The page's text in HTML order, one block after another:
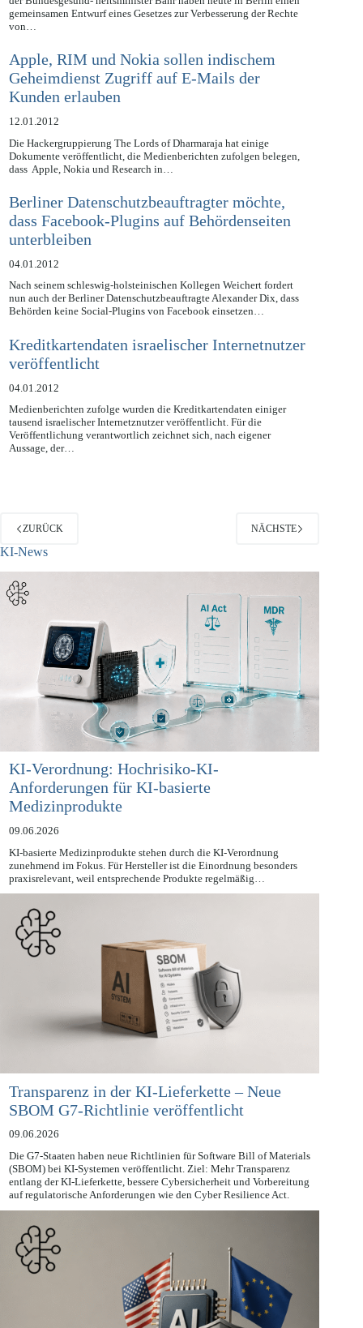
Die Bundesjustiziministerin Leutheusser-Schnarrenberger und
der Bundesgesund- heitsminister Bahr haben heute in Berlin einen
gemeinsamen Entwurf eines Gesetzes zur Verbesserung der Rechte
Apple, RIM und Nokia sollen indischem
Geheimdienst Zugriff auf E-Mails der
Kunden erlauben
12.01.2012
Die Hackergruppierung The Lords of Dharmaraja hat einige
Dokumente veröffentlicht, die Medienberichten zufolgen belegen,
Berliner Datenschutzbeauftragter möchte,
dass Facebook-Plugins auf Behördenseiten
unterbleiben
04.01.2012
Nach seinem schleswig-holsteinischen Kollegen Weichert fordert
nun auch der Berliner Datenschutzbeauftragte Alexander Dix, dass
Kreditkartendaten israelischer Internetnutzer
veröffentlicht
04.01.2012
Medienberichten zufolge wurden die Kreditkartendaten einiger
tausend israelischer Internetznutzer veröffentlicht. Für die
Veröffentlichung verantwortlich zeichnet sich, nach eigener
ZURÜCK
KI-News
KI-Verordnung: Hochrisiko-KI-
Anforderungen für KI-basierte
Medizinprodukte
09.06.2026
KI-basierte Medizinprodukte stehen durch die KI-Verordnung
zunehmend im Fokus. Für Hersteller ist die Einordnung besonders
praxisrelevant, weil entsprechende Produkte regelmäßig…
Transparenz in der KI-Lieferkette – Neue
SBOM G7-Richtlinie veröffentlicht
09.06.2026
Die G7-Staaten haben neue Richtlinien für Software Bill of Materials
(SBOM) bei KI-Systemen veröffentlicht. Ziel: Mehr Transparenz
entlang der KI-Lieferkette, bessere Cybersicherheit und Vorbereitung
auf regulatorische Anforderungen wie den Cyber Resilience Act.